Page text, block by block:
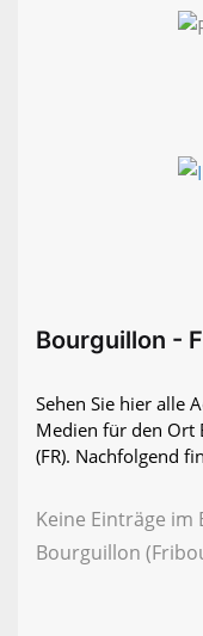
Bourguillon -
Sehen Sie hier alle
Medien für den Ort
(FR). Nachfolgend
Keine Einträge
Bourguillon